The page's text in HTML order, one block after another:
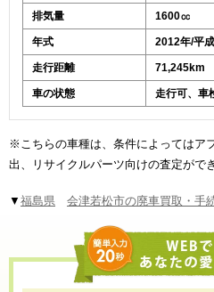
排気量 1600㏄
年式 2012年/平
走行距離 71,245km
車の状態 走行可、車
※こちらの車種は、条件によってはア
出、リサイクルパーツ向けの査定がで
▼ 福島県 会津若松市の廃車買取・手